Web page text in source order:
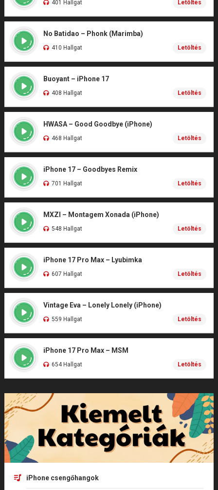
401 Hallgat Letöltés
No Batidao – Phonk (Marimba)
410 Hallgat Letöltés
Buoyant – iPhone 17
408 Hallgat Letöltés
HWASA – Good Goodbye (iPhone)
468 Hallgat Letöltés
iPhone 17 – Goodbyes Remix
701 Hallgat Letöltés
MXZI – Montagem Xonada (iPhone)
548 Hallgat Letöltés
iPhone 17 Pro Max – Lyubimka
607 Hallgat Letöltés
Vintage Eva – Lonely Lonely (iPhone)
559 Hallgat Letöltés
iPhone 17 Pro Max – MSM
654 Hallgat Letöltés
iPhone csengőhangok